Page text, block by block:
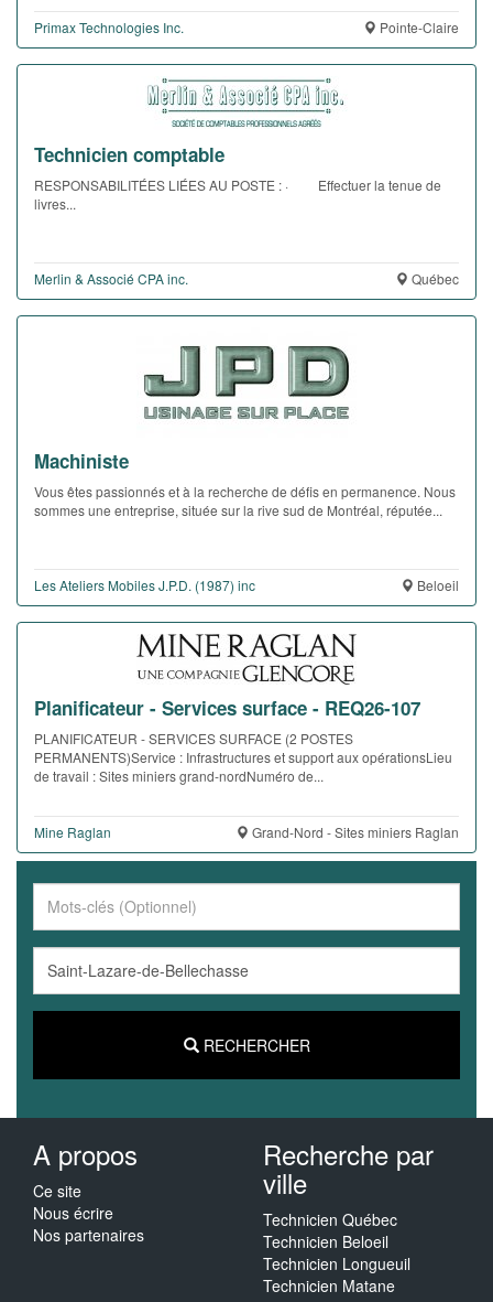
Primax Technologies Inc. Pointe-Claire
Technicien comptable
RESPONSABILITÉES LIÉES AU POSTE : · Effectuer la tenue de
livres...
Merlin & Associé CPA inc. Québec
Machiniste
Vous êtes passionnés et à la recherche de défis en permanence. Nous
sommes une entreprise, située sur la rive sud de Montréal, réputée...
Les Ateliers Mobiles J.P.D. (1987) inc Beloeil
Planificateur - Services surface - REQ26-107
PLANIFICATEUR - SERVICES SURFACE (2 POSTES
PERMANENTS)Service : Infrastructures et support aux opérationsLieu
de travail : Sites miniers grand-nordNuméro de...
Mine Raglan Grand-Nord - Sites miniers Raglan
RECHERCHER
A propos
Ce site
Nous écrire
Nos partenaires
Recherche par
ville
Technicien Québec
Technicien Beloeil
Technicien Longueuil
Technicien Matane